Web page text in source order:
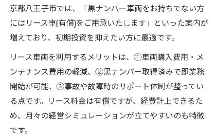
企業配送や宅配案件の選び方が収入を左右
黒ナンバー車両リース活用で効率的に稼ぐ
方法
未経験者が収入アップを目指すポイント
業務委託ドライバーの具体的な収入シミュ
レーション
黒ナンバー取得の手順や必要な準備を詳しく解
説
京都八王子市では、「黒ナンバー車両をお持ちでない方
にはリース車(有償)をご用意いたします」といった案内が
増えており、初期投資を抑えたい方に最適です。
リース車両を利用するメリットは、①車両購入費用・メ
ンテナンス費用の軽減、②黒ナンバー取得済みで即業務
開始が可能、③事故や故障時のサポート体制が整ってい
る点です。リース料金は有償ですが、経費計上できるた
め、月々の経営シミュレーションが立てやすいのも特徴
です。